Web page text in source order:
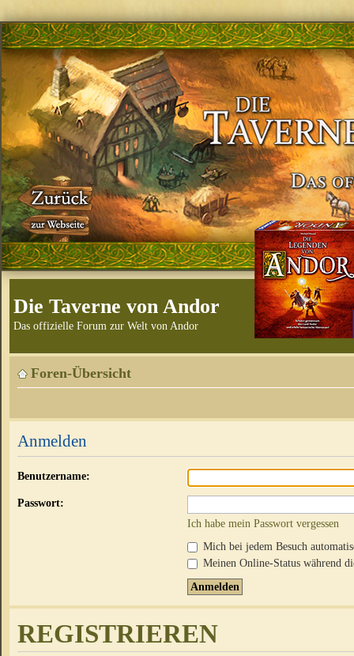
Die Taverne von Andor
Das offizielle Forum zur Welt von Andor
Foren-Übersicht
Anmelden
Benutzername:
Passwort:
Ich habe mein Passwort vergessen
Mich bei jedem Besuch
Meinen Online-Status während
REGISTRIEREN